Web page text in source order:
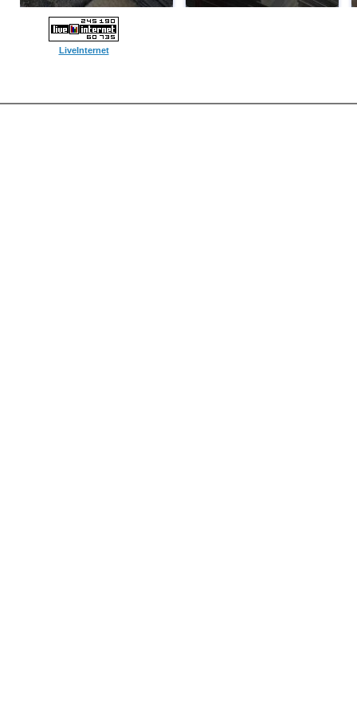
LiveInternet